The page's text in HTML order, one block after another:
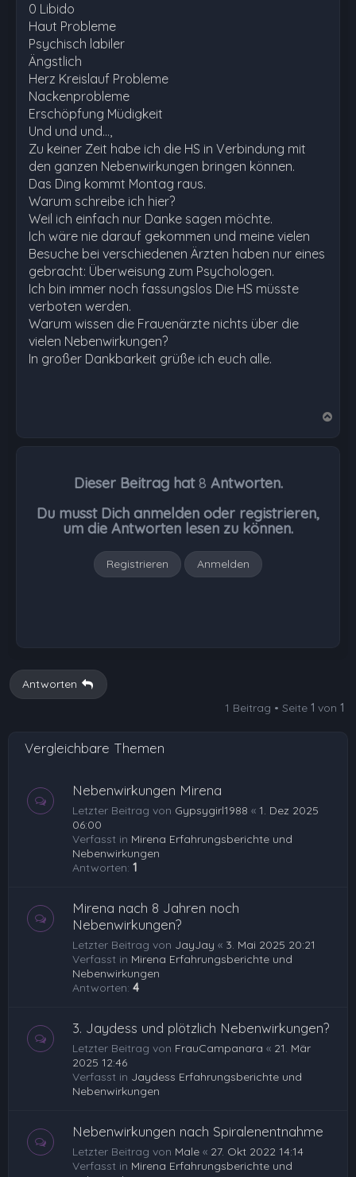
0 Libido
Haut Probleme
Psychisch labiler
Ängstlich
Herz Kreislauf Probleme
Nackenprobleme
Erschöpfung Müdigkeit
Und und und…,
Zu keiner Zeit habe ich die HS in Verbindung mit
den ganzen Nebenwirkungen bringen können.
Das Ding kommt Montag raus.
Warum schreibe ich hier?
Weil ich einfach nur Danke sagen möchte.
Ich wäre nie darauf gekommen und meine vielen
Besuche bei verschiedenen Ärzten haben nur eines
gebracht: Überweisung zum Psychologen.
Ich bin immer noch fassungslos Die HS müsste
verboten werden.
Warum wissen die Frauenärzte nichts über die
vielen Nebenwirkungen?
In großer Dankbarkeit grüße ich euch alle.
Dieser Beitrag hat8 Antworten.
Du musst Dich anmelden oder registrieren,
um die Antworten lesen zu können.
Registrieren Anmelden
Antworten
1 Beitrag • Seite 1 von 1
Vergleichbare Themen
Nebenwirkungen Mirena
Letzter Beitrag von Gypsygirl1988 « 1. Dez 2025
06:00
Verfasst in Mirena Erfahrungsberichte und
Nebenwirkungen
Antworten: 1
Mirena nach 8 Jahren noch
Nebenwirkungen?
Letzter Beitrag von JayJay « 3. Mai 2025 20:21
Verfasst in Mirena Erfahrungsberichte und
Nebenwirkungen
Antworten: 4
3. Jaydess und plötzlich Nebenwirkungen?
Letzter Beitrag von FrauCampanara « 21. Mär
2025 12:46
Verfasst in Jaydess Erfahrungsberichte und
Nebenwirkungen
Nebenwirkungen nach Spiralenentnahme
Letzter Beitrag von Male « 27. Okt 2022 14:14
Verfasst in Mirena Erfahrungsberichte und